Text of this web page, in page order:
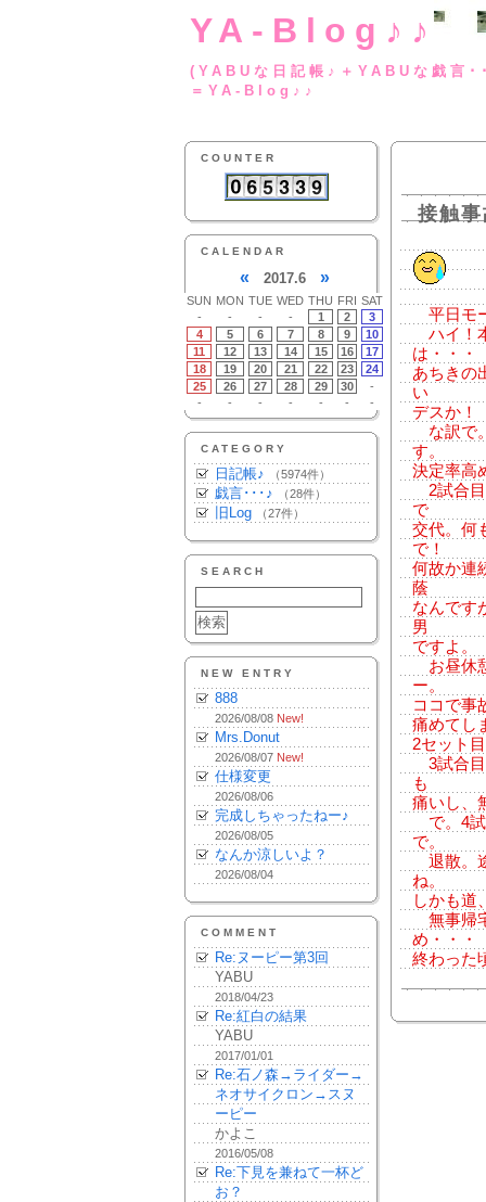
YA-Blog♪♪
(YABUな日記帳♪
＝YA-Blog♪♪
COUNTER
CALENDAR
« 2017.6 »
SUN MON TUE WED THU FRI SAT
-
- - - 1 2
3
4
5 6 7 8 9
10
11
12 13 14 15 16
17
18
19 20 21 22 23
24
25
26 27 28 29 30
-
-
- - - - - -
CATEGORY
日記帳♪ （5974件）
戯言･･･♪ （28件）
旧Log （27件）
SEARCH
NEW ENTRY
888
2026/08/08 New!
Mrs.Donut
2026/08/07 New!
仕様変更
2026/08/06
完成しちゃったねー♪
2026/08/05
なんか涼しいよ？
2026/08/04
COMMENT
Re:ヌーピー第3回
YABU
2018/04/23
Re:紅白の結果
YABU
2017/01/01
Re:石ノ森→ライダー→
ネオサイクロン→スヌ
ーピー
かよこ
2016/05/08
Re:下見を兼ねて一杯ど
お？
接触
平日モ
ハイ！
は・・・
あちきの
い
デスか！
な訳で
す。
決定率高
2試合目
で
交代。何
で！
何故か連
蔭
なんです
男
ですよ。
お昼休
ー。
ココで事
痛めてし
2セット
3試合目
も
痛いし、
で。4試
で。
退散。
ね。
しかも道
無事帰
め・・・
終わった